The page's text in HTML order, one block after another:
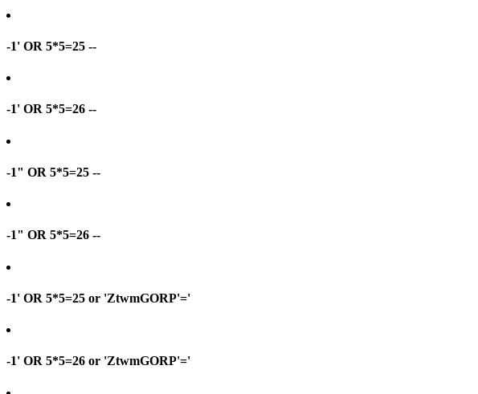
-1' OR 5*5=25 --
-1' OR 5*5=26 --
-1" OR 5*5=25 --
-1" OR 5*5=26 --
-1' OR 5*5=25 or 'ZtwmGORP'='
-1' OR 5*5=26 or 'ZtwmGORP'='